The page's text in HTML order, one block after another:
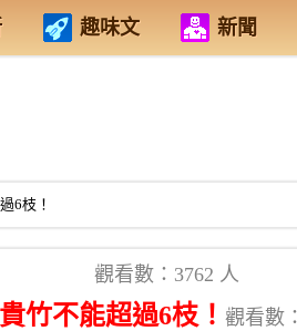
趣味文 新聞
6枝！
觀看數：3762 人
竹不能超過6枝！ 觀看數